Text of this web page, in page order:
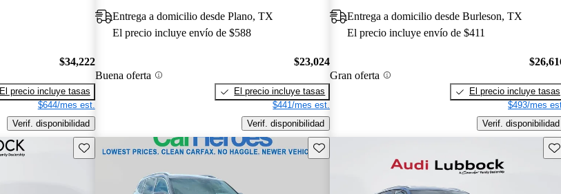
$34,222
El precio incluye tasas
$644/mes est.
Verif. disponibilidad
Entrega a domicilio desde Plano, TX
El precio incluye envío de $588
Buena oferta
$23,024
El precio incluye tasas
$441/mes est.
Verif. disponibilidad
Entrega a domicilio desde Burleson, TX
El precio incluye envío de $411
Gran oferta
El precio incluye tasas
$493/mes
Verif. disponibilidad
Guarda este Aviso Guarda este Aviso